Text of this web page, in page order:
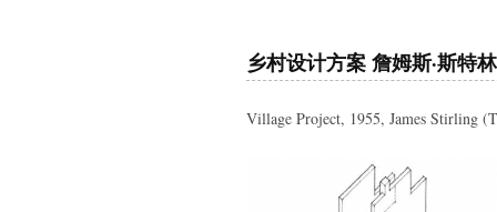
乡村设计方案 詹姆斯·斯特
Village Project, 1955, James Stirling